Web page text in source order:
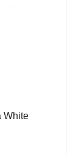
White